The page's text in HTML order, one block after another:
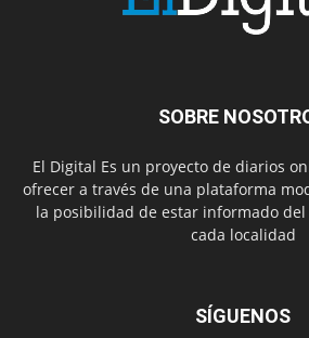
SOBRE
El Digital Es un proyecto de diarios
ofrecer a través de una plataforma
la posibilidad de estar informado
cada localidad
SÍGUENOS